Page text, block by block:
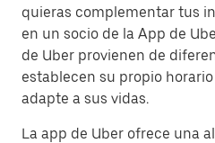
quieras complementar tus
en un socio de la App de
de Uber provienen de
establecen su propio
adapte a sus vidas.
La app de Uber ofrece una